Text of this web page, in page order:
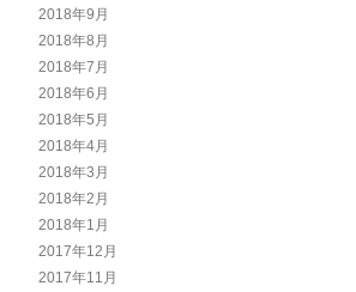
2018年9月
2018年8月
2018年7月
2018年6月
2018年5月
2018年4月
2018年3月
2018年2月
2018年1月
2017年12月
2017年11月